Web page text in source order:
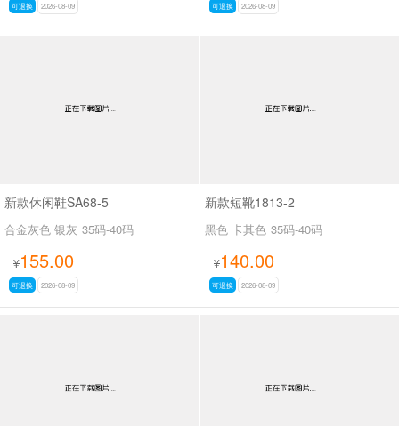
可退换 2026-08-09 可退换 2026-08-09
新款休闲鞋SA68-5
合金灰色 银灰 35码-40码
¥155.00
可退换 2026-08-09
新款短靴1813-2
黑色 卡其色 35码-40码
¥140.00
可退换 2026-08-09